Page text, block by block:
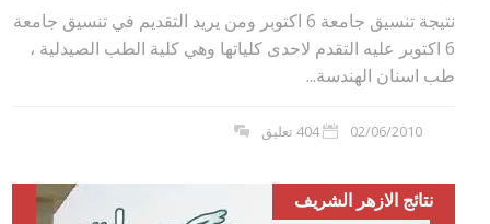
نتيجة تنسيق جامعة 6 اكتوبر ومن يريد التقديم في تنسيق جامعة
6 اكتوبر عليه التقدم لاحدى كلياتها وهي كلية الطب الصيدلية ،
طب اسنان الهندسة...
02/06/2010 404 تعليق
نتائج الازهر الشريف